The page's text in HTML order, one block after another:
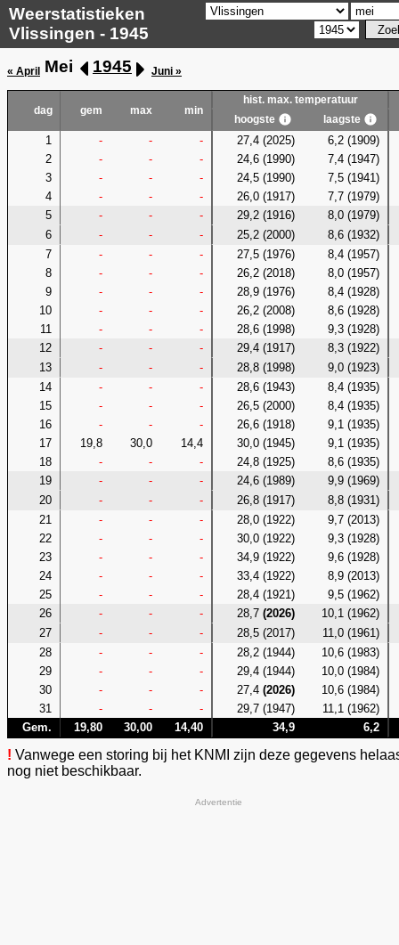
Weerstatistieken
Vlissingen - 1945
« April Mei 1945 Juni »
dag gem max min
hist. max. temperatuur
hoogste
laagste
1 - - - 27,4 (2025)
6,2 (1909)
2
- - - 24,6 (1990)
7,4 (1947)
3
- - - 24,5 (1990)
7,5 (1941)
4
- - - 26,0 (1917)
7,7 (1979)
5
- - - 29,2 (1916)
8,0 (1979)
6
- - - 25,2 (2000)
8,6 (1932)
7
- - - 27,5 (1976)
8,4 (1957)
8
- - - 26,2 (2018)
8,0 (1957)
9
- - - 28,9 (1976)
8,4 (1928)
10
- - - 26,2 (2008)
8,6 (1928)
11
- - - 28,6 (1998)
9,3 (1928)
12
- - - 29,4 (1917)
8,3 (1922)
13
- - - 28,8 (1998)
9,0 (1923)
14
- - - 28,6 (1943)
8,4 (1935)
15
- - - 26,5 (2000)
8,4 (1935)
16
- - - 26,6 (1918)
9,1 (1935)
17
19,8 30,0 14,4 30,0 (1945)
9,1 (1935)
18
- - - 24,8 (1925)
8,6 (1935)
19
- - - 24,6 (1989)
9,9 (1969)
20
- - - 26,8 (1917)
8,8 (1931)
21
- - - 28,0 (1922)
9,7 (2013)
22
- - - 30,0 (1922)
9,3 (1928)
23
- - - 34,9 (1922)
9,6 (1928)
24
- - - 33,4 (1922)
8,9 (2013)
25
- - - 28,4 (1921)
9,5 (1962)
26
- - - 28,7(2026)
10,1 (1962)
27
- - - 28,5 (2017)
11,0 (1961)
28
- - - 28,2 (1944)
10,6 (1983)
29
- - - 29,4 (1944)
10,0 (1984)
30
- - - 27,4(2026)
10,6 (1984)
31
- - - 29,7 (1947)
11,1 (1962)
Gem.
19,80 30,00 14,40 34,9 6,2
! Vanwege een storing bij het KNMI zijn deze gegevens
nog niet beschikbaar.
Advertentie